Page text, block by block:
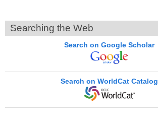
Searching the Web
Search on Google Scholar
Search on WorldCat Catalog